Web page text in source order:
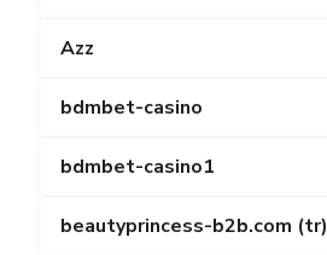
Azz
bdmbet-casino
bdmbet-casino1
beautyprincess-b2b.com (tr)